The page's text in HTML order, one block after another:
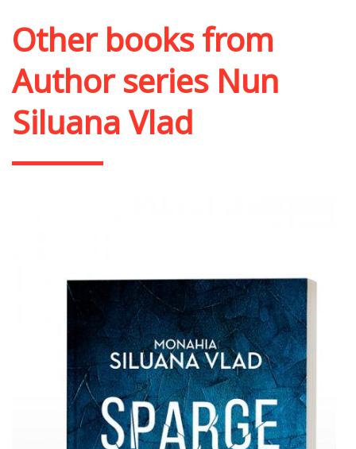
Other books from
Author series Nun
Siluana Vlad